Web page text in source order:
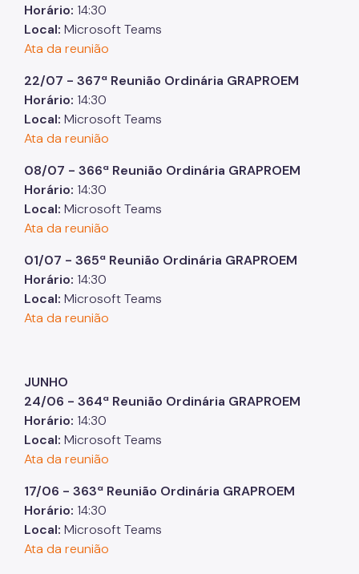
Horário: 14:30
Local: Microsoft Teams
Ata da reunião
22/07 - 367ª Reunião Ordinária GRAPROEM
Horário: 14:30
Local: Microsoft Teams
Ata da reunião
08/07 - 366ª Reunião Ordinária GRAPROEM
Horário: 14:30
Local: Microsoft Teams
Ata da reunião
01/07 - 365ª Reunião Ordinária GRAPROEM
Horário: 14:30
Local: Microsoft Teams
Ata da reunião
JUNHO
24/06 - 364ª Reunião Ordinária GRAPROEM
Horário: 14:30
Local: Microsoft Teams
Ata da reunião
17/06 - 363ª Reunião Ordinária GRAPROEM
Horário: 14:30
Local: Microsoft Teams
Ata da reunião